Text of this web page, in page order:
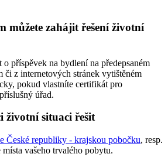
můžete zahájit řešení životní
o příspěvek na bydlení na předepsaném
z internetových stránek vytištěném
pokud vlastníte certifikát pro
úřad.
životní situaci řešit
České republiky - krajskou pobočku, resp.
vašeho trvalého pobytu.